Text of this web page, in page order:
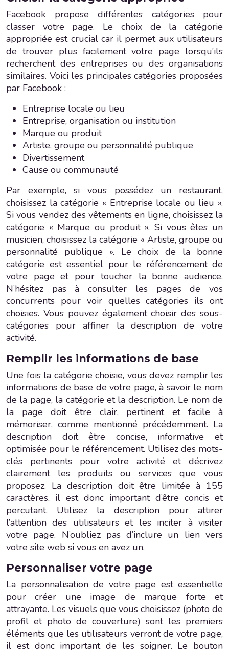
Facebook propose différentes catégories pour
classer votre page. Le choix de la catégorie
appropriée est crucial car il permet aux utilisateurs
de trouver plus facilement votre page lorsqu’ils
recherchent des entreprises ou des organisations
similaires. Voici les principales catégories proposées
par Facebook :
Entreprise locale ou lieu
Entreprise, organisation ou institution
Marque ou produit
Artiste, groupe ou personnalité publique
Divertissement
Cause ou communauté
Par exemple, si vous possédez un restaurant,
choisissez la catégorie « Entreprise locale ou lieu ».
Si vous vendez des vêtements en ligne, choisissez la
catégorie « Marque ou produit ». Si vous êtes un
musicien, choisissez la catégorie « Artiste, groupe ou
personnalité publique ». Le choix de la bonne
catégorie est essentiel pour le référencement de
votre page et pour toucher la bonne audience.
N’hésitez pas à consulter les pages de vos
concurrents pour voir quelles catégories ils ont
choisies. Vous pouvez également choisir des sous-
catégories pour affiner la description de votre
activité.
Remplir les informations de base
Une fois la catégorie choisie, vous devez remplir les
informations de base de votre page, à savoir le nom
de la page, la catégorie et la description. Le nom de
la page doit être clair, pertinent et facile à
mémoriser, comme mentionné précédemment. La
description doit être concise, informative et
optimisée pour le référencement. Utilisez des mots-
clés pertinents pour votre activité et décrivez
clairement les produits ou services que vous
proposez. La description doit être limitée à 155
caractères, il est donc important d’être concis et
percutant. Utilisez la description pour attirer
l’attention des utilisateurs et les inciter à visiter
votre page. N’oubliez pas d’inclure un lien vers
votre site web si vous en avez un.
Personnaliser votre page
La personnalisation de votre page est essentielle
pour créer une image de marque forte et
attrayante. Les visuels que vous choisissez (photo de
profil et photo de couverture) sont les premiers
éléments que les utilisateurs verront de votre page,
il est donc important de les soigner. Le bouton